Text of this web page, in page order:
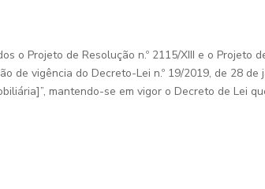
o Projeto de Resolução n.º 2115/XIII e o Projeto
de vigência do Decreto-Lei n.º 19/2019, de 28
mantendo-se em vigor o Decreto de Lei